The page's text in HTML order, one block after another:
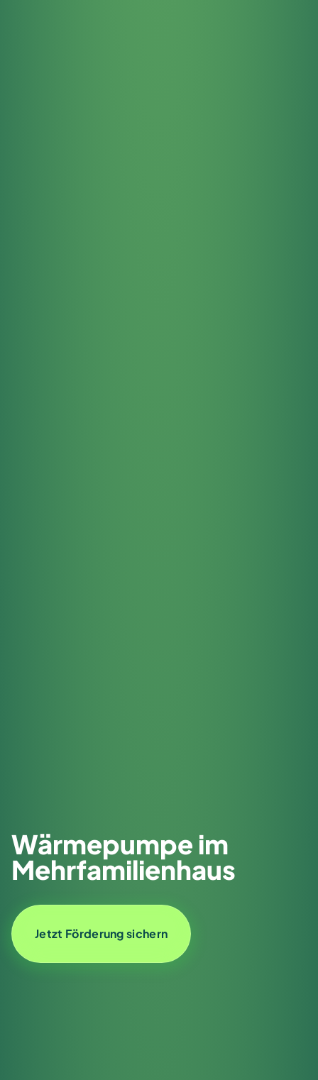
Wärmepumpe im
Mehrfamilienhaus
Jetzt Förderung sichern